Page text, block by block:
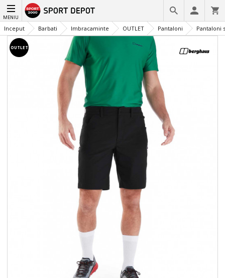
MENIU
Inceput Barbati Imbracaminte OUTLET Pantaloni Pantaloni
OUTLET